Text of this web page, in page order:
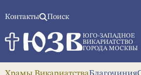
Контакты Поиск
ЮГО-ЗАПАДНОЕ
ВИКАРИАТСТВО
ГОРОДА МОСКВЫ